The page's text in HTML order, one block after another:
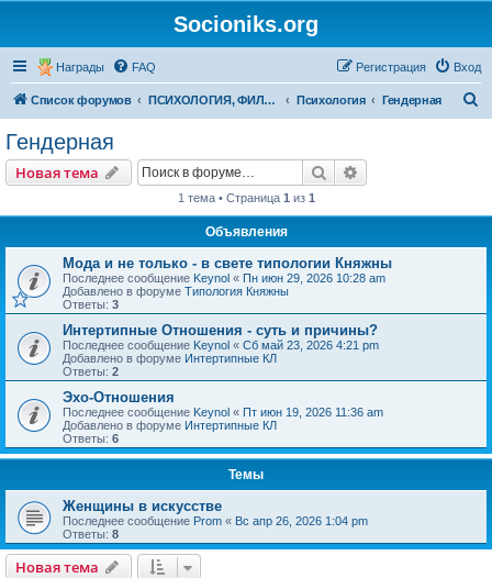
Socioniks.org
Награды FAQ Вход
Регистрация
Список форумов ПСИХОЛОГИЯ, ФИЛОСОФИЯ Психология Гендерная
Гендерная
Новая тема Поиск
1 тема • Страница 1 из 1
Объявления
Мода и не только - в свете типологии Княжны
Последнее сообщение Keynol « Пн июн 29, 2026 10:28 am
Добавлено в форуме Типология Княжны
Ответы: 3
Интертипные Отношения - суть и причины?
Последнее сообщение Keynol « Сб май 23, 2026 4:21 pm
Добавлено в форуме Интертипные КЛ
Ответы: 2
Эхо-Отношения
Последнее сообщение Keynol « Пт июн 19, 2026 11:36 am
Добавлено в форуме Интертипные КЛ
Ответы: 6
Темы
Женщины в искусстве
Последнее сообщение Prom « Вс апр 26, 2026 1:04 pm
Ответы: 8
Новая тема